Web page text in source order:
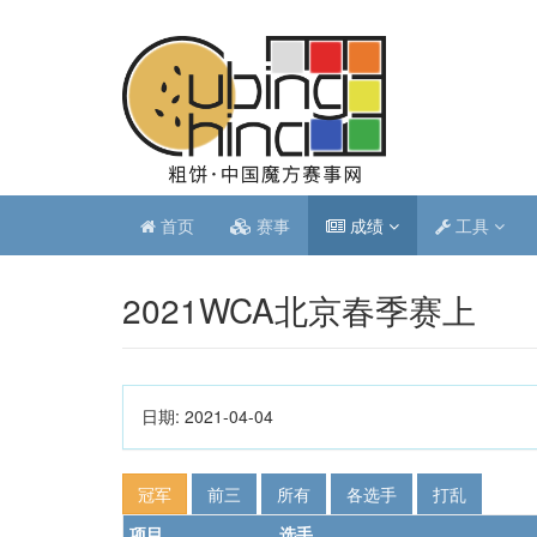
首页 赛事 成绩 工具
2021WCA北京春季赛上
日期: 2021-04-04
冠军 前三 所有 各选手
打乱